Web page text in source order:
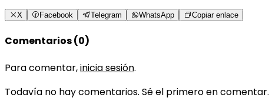
X Facebook Telegram WhatsApp Copiar enlace
Comentarios (0)
Para comentar,inicia sesión.
Todavía no hay comentarios. Sé el primero en comentar.